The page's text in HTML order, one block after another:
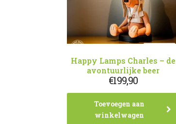
Happy Lamps Charles – de
avontuurlijke beer
€199,90
Toevoegen aan
winkelwagen